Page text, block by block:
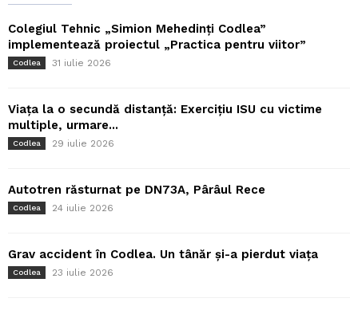
Colegiul Tehnic „Simion Mehedinți Codlea”
implementează proiectul „Practica pentru viitor”
Codlea 31 iulie 2026
Viața la o secundă distanță: Exercițiu ISU cu victime
multiple, urmare...
Codlea 29 iulie 2026
Autotren răsturnat pe DN73A, Pârâul Rece
Codlea 24 iulie 2026
Grav accident în Codlea. Un tânăr și-a pierdut viața
Codlea 23 iulie 2026